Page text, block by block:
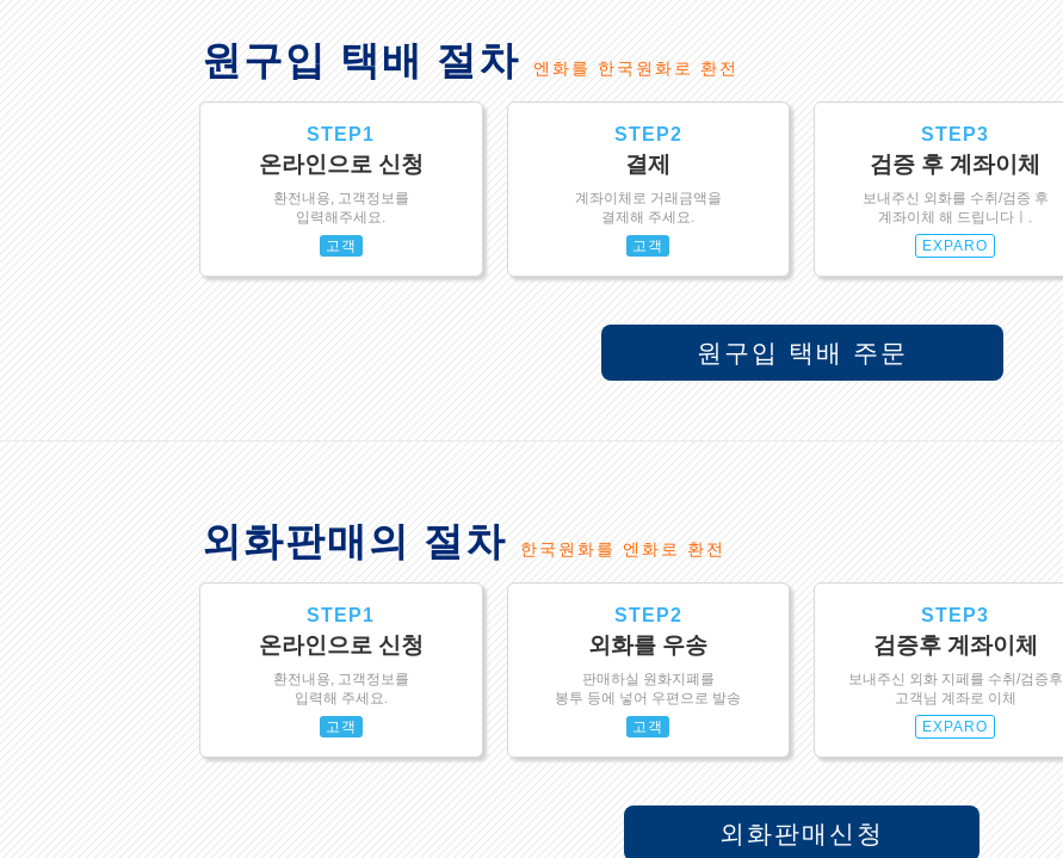
원구입 택배 절차 엔화를 한국원화로 환전
STEP1
온라인으로 신청
환전내용, 고객정보를
입력해주세요.
고객
STEP2
결제
계좌이체로 거래금액을
결제해 주세요.
고객
STEP3
검증 후 계좌이체
보내주신 외화를 수취/검증 후
계좌이체 해 드립니다ㅣ.
EXPARO
원구입 택배 주문
외화판매의 절차 한국원화를 엔화로 환전
STEP1
온라인으로 신청
환전내용, 고객정보를
입력해 주세요.
고객
STEP2
외화를 우송
판매하실 원화지폐를
봉투 등에 넣어 우편으로 발송
고객
STEP3
검증후 계좌이체
보내주신 외화 지페를 수취/검증후
고객님 계좌로 이체
EXPARO
외화판매신청